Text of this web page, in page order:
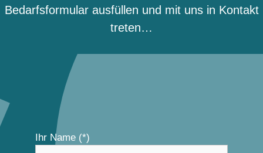
Bedarfsformular ausfüllen und mit uns in Kontakt
treten…
Ihr Name (*)